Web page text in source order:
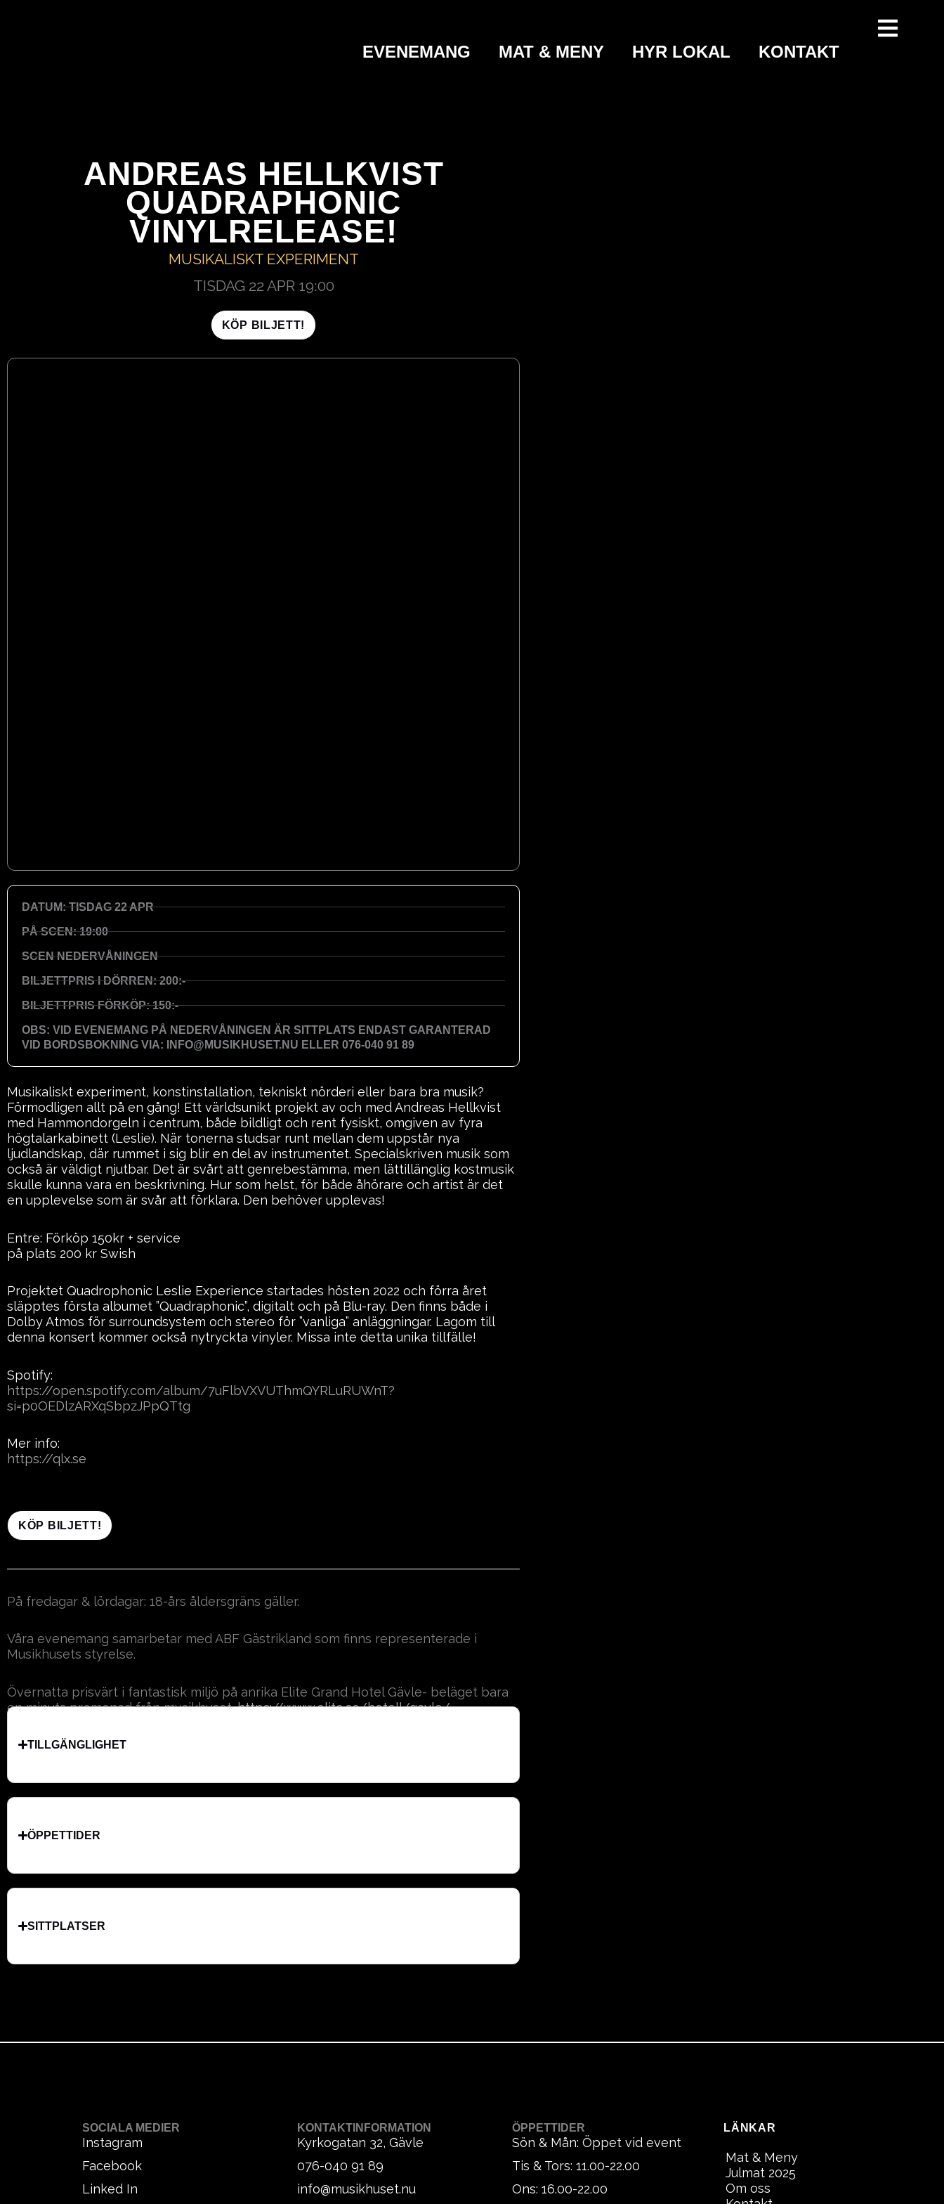
EVENEMANG MAT & MENY HYR LOKAL KONTAKT
ANDREAS HELLKVIST
QUADRAPHONIC
VINYLRELEASE!
MUSIKALISKT EXPERIMENT
TISDAG 22 APR 19:00
KÖP BILJETT!
DATUM: TISDAG 22 APR
PÅ SCEN: 19:00
SCEN NEDERVÅNINGEN
BILJETTPRIS I DÖRREN: 200:-
BILJETTPRIS FÖRKÖP: 150:-
OBS: VID EVENEMANG PÅ NEDERVÅNINGEN ÄR SITTPLATS ENDAST GARANTERAD
VID BORDSBOKNING VIA: INFO@MUSIKHUSET.NU ELLER 076-040 91 89
Musikaliskt experiment, konstinstallation, tekniskt nörderi eller bara bra musik?
Förmodligen allt på en gång! Ett världsunikt projekt av och med Andreas Hellkvist
med Hammondorgeln i centrum, både bildligt och rent fysiskt, omgiven av fyra
högtalarkabinett (Leslie). När tonerna studsar runt mellan dem uppstår nya
ljudlandskap, där rummet i sig blir en del av instrumentet. Specialskriven musik som
också är väldigt njutbar. Det är svårt att genrebestämma, men lättillänglig kostmusik
skulle kunna vara en beskrivning. Hur som helst, för både åhörare och artist är det
en upplevelse som är svår att förklara. Den behöver upplevas!
Entre: Förköp 150kr + service
på plats 200 kr Swish
Projektet Quadrophonic Leslie Experience startades hösten 2022 och förra året
släpptes första albumet ”Quadraphonic”, digitalt och på Blu-ray. Den finns både i
Dolby Atmos för surroundsystem och stereo för ”vanliga” anläggningar. Lagom till
denna konsert kommer också nytryckta vinyler. Missa inte detta unika tillfälle!
Spotify:
https://open.spotify.com/album/7uFlbVXVUThmQYRLuRUWnT?
si=p0OEDlzARXqSbpzJPpQTtg
Mer info:
https://qlx.se
KÖP BILJETT!
På fredagar & lördagar: 18-års åldersgräns gäller.
Våra evenemang samarbetar med ABF Gästrikland som finns representerade i
Musikhusets styrelse.
Övernatta prisvärt i fantastisk miljö på anrika Elite Grand Hotel Gävle- beläget bara
en minuts promenad från musikhuset.https://www.elite.se/hotell/gavle/
TILLGÄNGLIGHET
ÖPPETTIDER
SITTPLATSER
SOCIALA MEDIER
Instagram
Facebook
Linked In
KONTAKTINFORMATION
Kyrkogatan 32, Gävle
076-040 91 89
info@musikhuset.nu
ÖPPETTIDER
Sön & Mån: Öppet vid event
Tis & Tors: 11.00-22.00
Ons: 16.00-22.00
LÄNKAR
Mat & Meny
Julmat 2025
Om oss